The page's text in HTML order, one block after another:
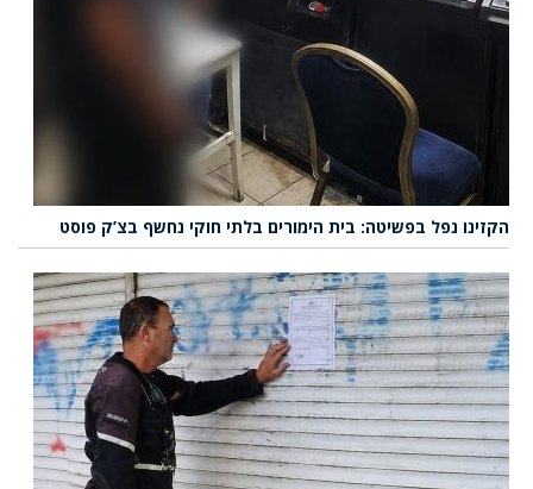
הקזינו נפל בפשיטה: בית הימורים בלתי חוקי נחשף בצ’ק פוסט